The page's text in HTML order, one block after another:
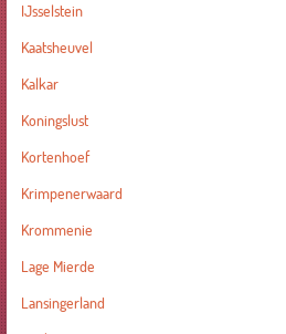
IJsselstein
Kaatsheuvel
Kalkar
Koningslust
Kortenhoef
Krimpenerwaard
Krommenie
Lage Mierde
Lansingerland